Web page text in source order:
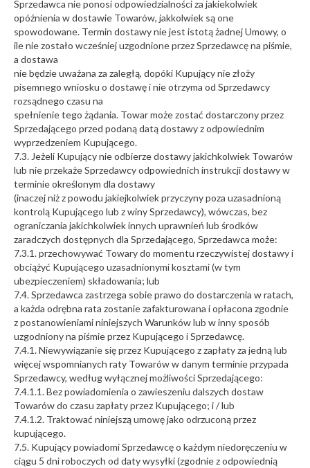
Sprzedawca nie ponosi odpowiedzialności za jakiekolwiek
opóźnienia w dostawie Towarów, jakkolwiek są one
spowodowane. Termin dostawy nie jest istotą żadnej Umowy, o
ile nie zostało wcześniej uzgodnione przez Sprzedawcę na piśmie,
a dostawa
nie będzie uważana za zaległą, dopóki Kupujący nie złoży
pisemnego wniosku o dostawę i nie otrzyma od Sprzedawcy
rozsądnego czasu na
spełnienie tego żądania. Towar może zostać dostarczony przez
Sprzedającego przed podaną datą dostawy z odpowiednim
wyprzedzeniem Kupującego.
7.3. Jeżeli Kupujący nie odbierze dostawy jakichkolwiek Towarów
lub nie przekaże Sprzedawcy odpowiednich instrukcji dostawy w
terminie określonym dla dostawy
(inaczej niż z powodu jakiejkolwiek przyczyny poza uzasadnioną
kontrolą Kupującego lub z winy Sprzedawcy), wówczas, bez
ograniczania jakichkolwiek innych uprawnień lub środków
zaradczych dostępnych dla Sprzedającego, Sprzedawca może:
7.3.1. przechowywać Towary do momentu rzeczywistej dostawy i
obciążyć Kupującego uzasadnionymi kosztami (w tym
ubezpieczeniem) składowania; lub
7.4. Sprzedawca zastrzega sobie prawo do dostarczenia w ratach,
a każda odrębna rata zostanie zafakturowana i opłacona zgodnie
z postanowieniami niniejszych Warunków lub w inny sposób
uzgodniony na piśmie przez Kupującego i Sprzedawcę.
7.4.1. Niewywiązanie się przez Kupującego z zapłaty za jedną lub
więcej wspomnianych raty Towarów w danym terminie przypada
Sprzedawcy, według wyłącznej możliwości Sprzedającego:
7.4.1.1. Bez powiadomienia o zawieszeniu dalszych dostaw
Towarów do czasu zapłaty przez Kupującego; i / lub
7.4.1.2. Traktować niniejszą umowę jako odrzuconą przez
kupującego.
7.5. Kupujący powiadomi Sprzedawcę o każdym niedoręczeniu w
ciągu 5 dni roboczych od daty wysyłki (zgodnie z odpowiednią